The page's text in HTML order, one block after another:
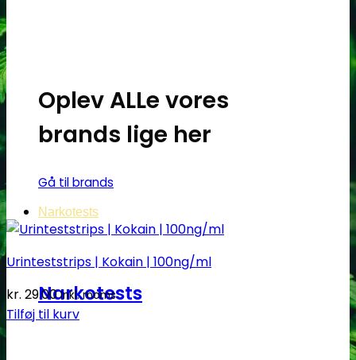
Oplev ALLe vores
brands lige her
Gå til brands
Narkotests
Narkotests
Urinteststrips | Kokain | 100ng/ml
kr. 29.00 Inkl. moms
Tilføj til kurv